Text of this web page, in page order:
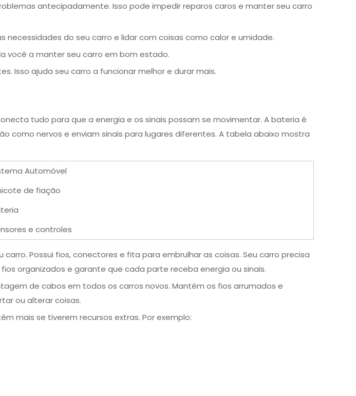
antecipadamente. Isso pode impedir reparos caros e manter seu carro
necessidades do seu carro e lidar com coisas como calor e umidade.
você a manter seu carro em bom estado.
Isso ajuda seu carro a funcionar melhor e durar mais.
tudo para que a energia e os sinais possam se movimentar. A bateria é
como nervos e enviam sinais para lugares diferentes. A tabela abaixo mostra
Automóvel
de fiação
e controles
Possui fios, conectores e fita para embrulhar as coisas. Seu carro precisa
fios organizados e garante que cada parte receba energia ou sinais.
de cabos em todos os carros novos. Mantém os fios arrumados e
ou alterar coisas.
mais se tiverem recursos extras. Por exemplo: